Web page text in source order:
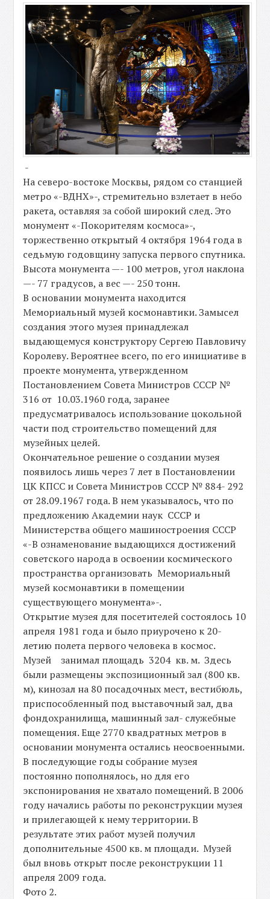
-
На северо-востоке Москвы, рядом со станцией
метро «-ВДНХ»-, стремительно взлетает в небо
ракета, оставляя за собой широкий след. Это
монумент «-Покорителям космоса»-,
торжественно открытый 4 октября 1964 года в
седьмую годовщину запуска первого спутника.
Высота монумента —- 100 метров, угол наклона
—- 77 градусов, а вес —- 250 тонн.
В основании монумента находится
Мемориальный музей космонавтики. Замысел
создания этого музея принадлежал
выдающемуся конструктору Сергею Павловичу
Королеву. Вероятнее всего, по его инициативе в
проекте монумента, утвержденном
Постановлением Совета Министров СССР №
316 от 10.03.1960 года, заранее
предусматривалось использование цокольной
части под строительство помещений для
музейных целей.
Окончательное решение о создании музея
появилось лишь через 7 лет в Постановлении
ЦК КПСС и Совета Министров СССР № 884- 292
от 28.09.1967 года. В нем указывалось, что по
предложению Академии наук СССР и
Министерства общего машиностроения СССР
«-В ознаменование выдающихся достижений
советского народа в освоении космического
пространства организовать Мемориальный
музей космонавтики в помещении
существующего монумента»-.
Открытие музея для посетителей состоялось 10
апреля 1981 года и было приурочено к 20-
летию полета первого человека в космос.
Музей занимал площадь 3204 кв. м. Здесь
были размещены экспозиционный зал (800 кв.
м), кинозал на 80 посадочных мест, вестибюль,
приспособленный под выставочный зал, два
фондохранилища, машинный зал- служебные
помещения. Еще 2770 квадратных метров в
основании монумента остались неосвоенными.
В последующие годы собрание музея
постоянно пополнялось, но для его
экспонирования не хватало помещений. В 2006
году начались работы по реконструкции музея
и прилегающей к нему территории. В
результате этих работ музей получил
дополнительные 4500 кв. м площади. Музей
был вновь открыт после реконструкции 11
апреля 2009 года.
Фото 2.